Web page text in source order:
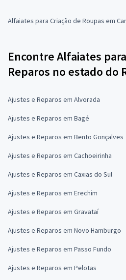
Alfaiates para Criação de Roupas em
Encontre Alfaiates
Reparos no estado do
Ajustes e Reparos em Alvorada
Ajustes e Reparos em Bagé
Ajustes e Reparos em Bento Gonçalves
Ajustes e Reparos em Cachoeirinha
Ajustes e Reparos em Caxias do Sul
Ajustes e Reparos em Erechim
Ajustes e Reparos em Gravataí
Ajustes e Reparos em Novo Hamburgo
Ajustes e Reparos em Passo Fundo
Ajustes e Reparos em Pelotas